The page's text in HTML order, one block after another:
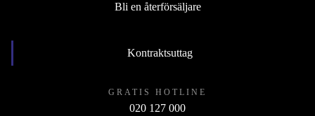
Bli en återförsäljare
Kontraktsuttag
GRATIS HOTLINE
020 127 000